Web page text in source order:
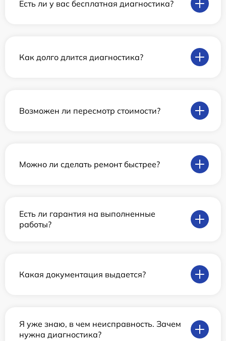
Есть ли у вас бесплатная диагностика?
Как долго длится диагностика?
Возможен ли пересмотр стоимости?
Можно ли сделать ремонт быстрее?
Есть ли гарантия на выполненные
работы?
Какая документация выдается?
Я уже знаю, в чем неисправность. Зачем
нужна диагностика?